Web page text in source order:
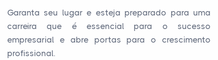
Garanta seu lugar e esteja preparado para uma
carreira que é essencial para o sucesso
empresarial e abre portas para o crescimento
profissional.